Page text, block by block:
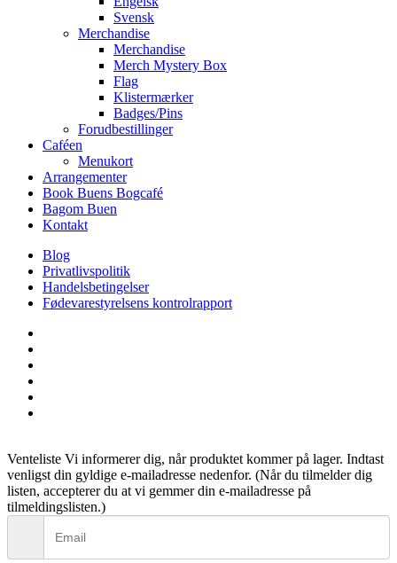
Svensk
Merchandise
Merchandise
Merch Mystery Box
Flag
Klistermærker
Badges/Pins
Forudbestillinger
Caféen
Menukort
Arrangementer
Book Buens Bogcafé
Bagom Buen
Kontakt
Blog
Privatlivspolitik
Handelsbetingelser
Fødevarestyrelsens kontrolrapport
Venteliste Vi informerer dig, når produktet kommer på lager. Indtast
venligst din gyldige e-mailadresse nedenfor. (Når du tilmelder dig
listen, accepterer du at vi gemmer din e-mailadresse på
tilmeldingslisten.)